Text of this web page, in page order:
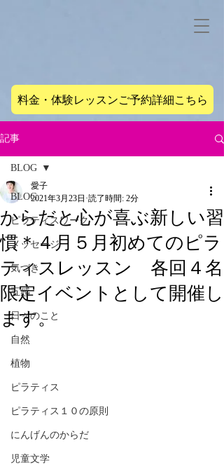
料金・体験レッスンご予約詳細こちら
記事
BLOG
ピラティスワーク
メッセージ
気づき
五感
日々のこと
自然
植物
ピラティス
ピラティス１０の原則
にんげんのからだ
児童文学
BLOG
からだと心が喜ぶ新しい習
慣＊４月５月初めてのピラ
ティスレッスン 各回４名
限定イベントとして開催し
ます。
愛子
2021年3月23日 読了時間: 2分